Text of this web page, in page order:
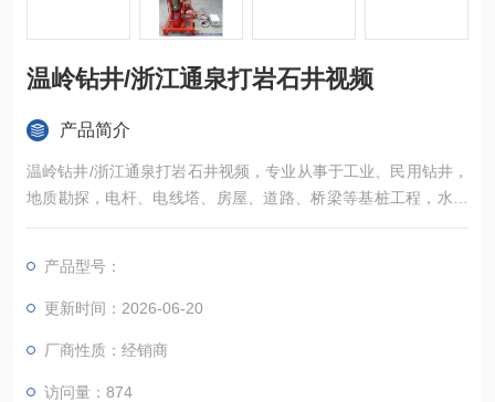
温岭钻井/浙江通泉打岩石井视频
产品简介
温岭钻井/浙江通泉打岩石井视频，专业从事于工业、民用钻井，
地质勘探，电杆、电线塔、房屋、道路、桥梁等基桩工程，水泵
安装的行业
产品型号：
更新时间：2026-06-20
厂商性质：经销商
访问量：874